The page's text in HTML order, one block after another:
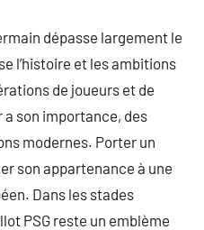
dépasse largement le
l’histoire et les ambitions
de joueurs et de
son importance, des
modernes. Porter un
son appartenance à une
Dans les stades
PSG reste un emblème